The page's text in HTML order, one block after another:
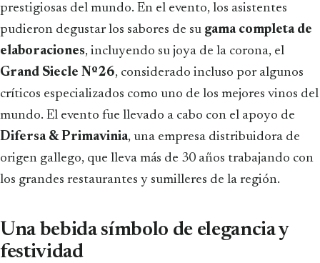
prestigiosas del mundo. En el evento, los asistentes
pudieron degustar los sabores de su gama completa de
elaboraciones, incluyendo su joya de la corona, el
Grand Siecle Nº26, considerado incluso por algunos
críticos especializados como uno de los mejores vinos del
mundo. El evento fue llevado a cabo con el apoyo de
Difersa & Primavinia, una empresa distribuidora de
origen gallego, que lleva más de 30 años trabajando con
los grandes restaurantes y sumilleres de la región.
Una bebida símbolo de elegancia y
festividad